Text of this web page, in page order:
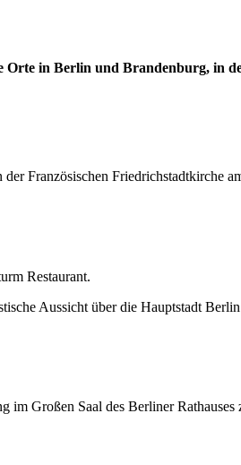
Orte in Berlin und Brandenburg, in
Französischen Friedrichstadtkirche
Restaurant.
Aussicht über die Hauptstadt
Großen Saal des Berliner